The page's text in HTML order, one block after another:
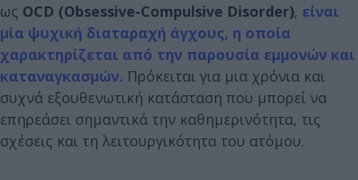
ως OCD (Obsessive-Compulsive Disorder), είναι
μία ψυχική διαταραχή άγχους, η οποία
χαρακτηρίζεται από την παρουσία εμμονών και
καταναγκασμών. Πρόκειται για μια χρόνια και
συχνά εξουθενωτική κατάσταση που μπορεί να
επηρεάσει σημαντικά την καθημερινότητα, τις
σχέσεις και τη λειτουργικότητα του ατόμου.